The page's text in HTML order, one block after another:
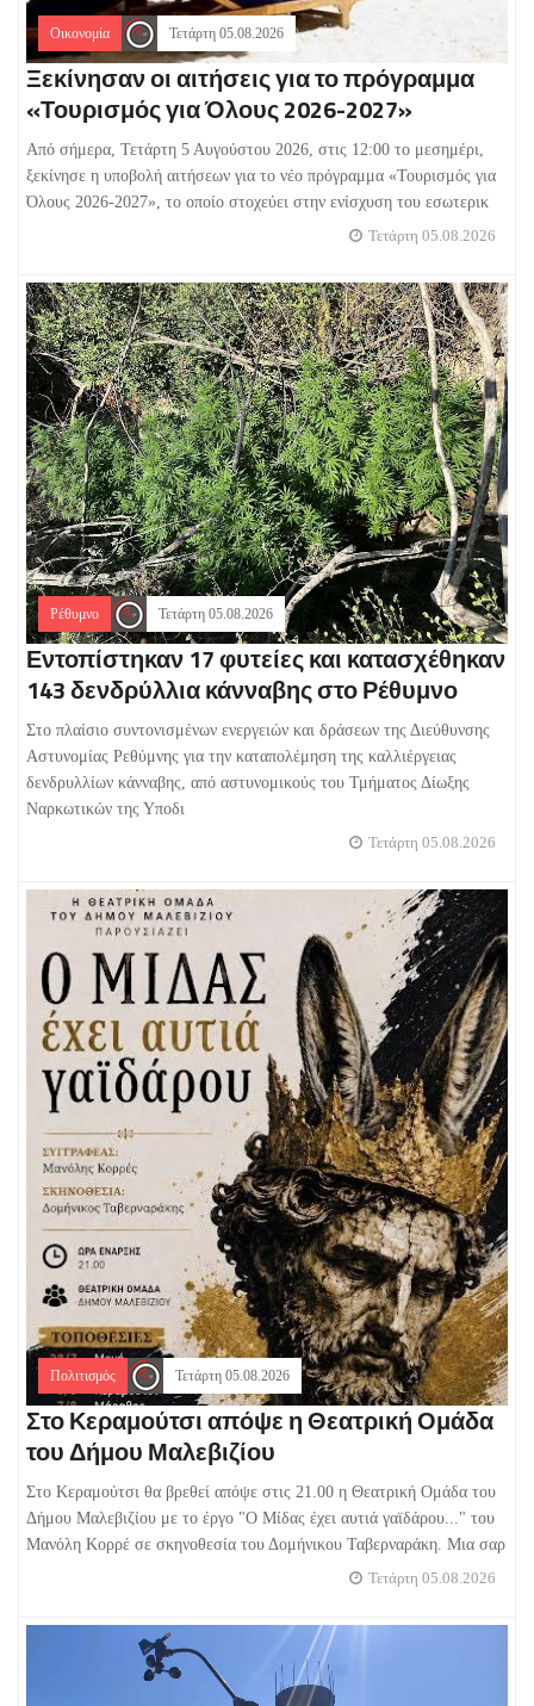
Οικονομία Τετάρτη 05.08.2026
Ξεκίνησαν οι αιτήσεις για το πρόγραμμα
«Τουρισμός για Όλους 2026-2027»
Από σήμερα, Τετάρτη 5 Αυγούστου 2026, στις 12:00 το μεσημέρι,
ξεκίνησε η υποβολή αιτήσεων για το νέο πρόγραμμα «Τουρισμός για
Όλους 2026-2027», το οποίο στοχεύει στην ενίσχυση του εσωτερικ
Τετάρτη 05.08.2026
Ρέθυμνο Τετάρτη 05.08.2026
Εντοπίστηκαν 17 φυτείες και κατασχέθηκαν
143 δενδρύλλια κάνναβης στο Ρέθυμνο
Στο πλαίσιο συντονισμένων ενεργειών και δράσεων της Διεύθυνσης
Αστυνομίας Ρεθύμνης για την καταπολέμηση της καλλιέργειας
δενδρυλλίων κάνναβης, από αστυνομικούς του Τμήματος Δίωξης
Ναρκωτικών της Υποδι
Τετάρτη 05.08.2026
Πολιτισμός Τετάρτη 05.08.2026
Στο Κεραμούτσι απόψε η Θεατρική Ομάδα
του Δήμου Μαλεβιζίου
Στο Κεραμούτσι θα βρεθεί απόψε στις 21.00 η Θεατρική Ομάδα του
Δήμου Μαλεβιζίου με το έργο "Ο Μίδας έχει αυτιά γαϊδάρου..." του
Μανόλη Κορρέ σε σκηνοθεσία του Δομήνικου Ταβερναράκη. Μια σαρ
Τετάρτη 05.08.2026